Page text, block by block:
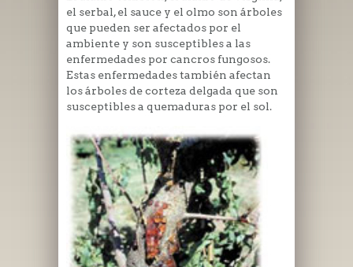
el serbal, el sauce y el olmo son árboles
que pueden ser afectados por el
ambiente y son susceptibles a las
enfermedades por cancros fungosos.
Estas enfermedades también afectan
los árboles de corteza delgada que son
susceptibles a quemaduras por el sol.